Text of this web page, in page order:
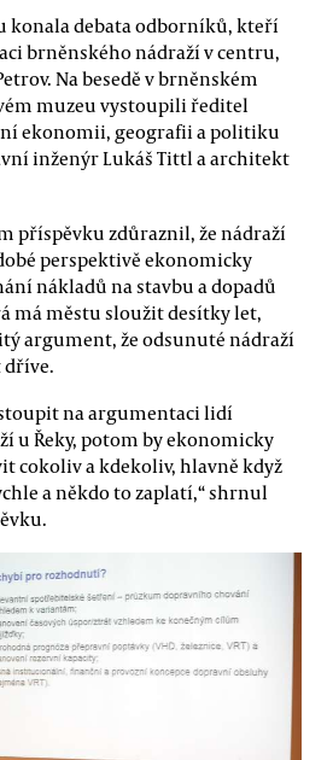
konala debata odborníků, kteří
brněnského nádraží v centru,
Na besedě v brněnském
muzeu vystoupili ředitel
ekonomii, geografii a politiku
inženýr Lukáš Tittl a architekt
příspěvku zdůraznil, že nádraží
perspektivě ekonomicky
nákladů na stavbu a dopadů
má městu sloužit desítky let,
argument, že odsunuté nádraží
dříve.
na argumentaci lidí
u Řeky, potom by ekonomicky
cokoliv a kdekoliv, hlavně když
a někdo to zaplatí,“ shrnul